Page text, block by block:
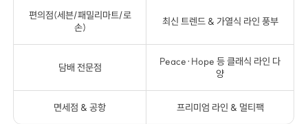
편의점(세븐/패밀리마트/로
손)
최신 트렌드 & 가열식 라인 풍부
담배 전문점
Peace·Hope 등 클래식 라인 다
양
면세점 & 공항 프리미엄 라인 & 멀티팩